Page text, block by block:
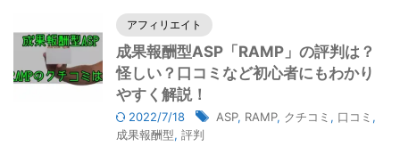
アフィリエイト
成果報酬型ASP「RAMP」の評判は？
怪しい？口コミなど初心者にもわかり
やすく解説！
2022/7/18 ASP, RAMP, クチコミ , 口コミ ,
成果報酬型, 評判